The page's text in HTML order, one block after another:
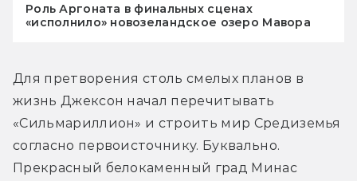
Роль Аргоната в финальных сценах
«исполнило» новозеландское озеро Мавора
Для претворения столь смелых планов в
жизнь Джексон начал перечитывать
«Сильмариллион» и строить мир Средиземья
согласно первоисточнику. Буквально.
Прекрасный белокаменный град Минас